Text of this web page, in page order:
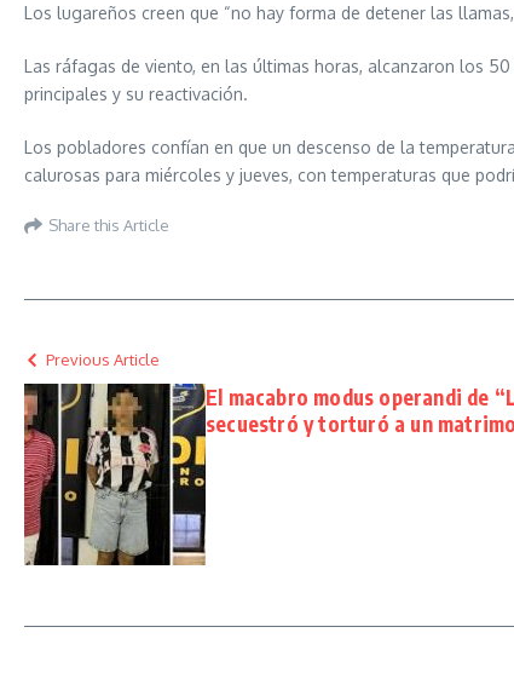
Los lugareños creen que “no hay forma de detener las
Las ráfagas de viento, en las últimas horas, alcanzaron los
principales y su reactivación.
Los pobladores confían en que un descenso de la
calurosas para miércoles y jueves, con temperaturas que
Share this Article
Previous Article
El macabro modus operandi de
secuestró y torturó a un